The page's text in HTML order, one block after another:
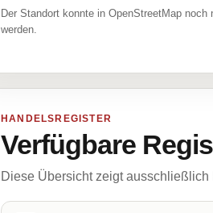
Der Standort konnte in OpenStreetMap
werden.
HANDELSREGISTER
Verfügbare
Diese Übersicht zeigt